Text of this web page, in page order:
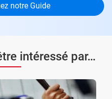
notre Guide
intéressé par…